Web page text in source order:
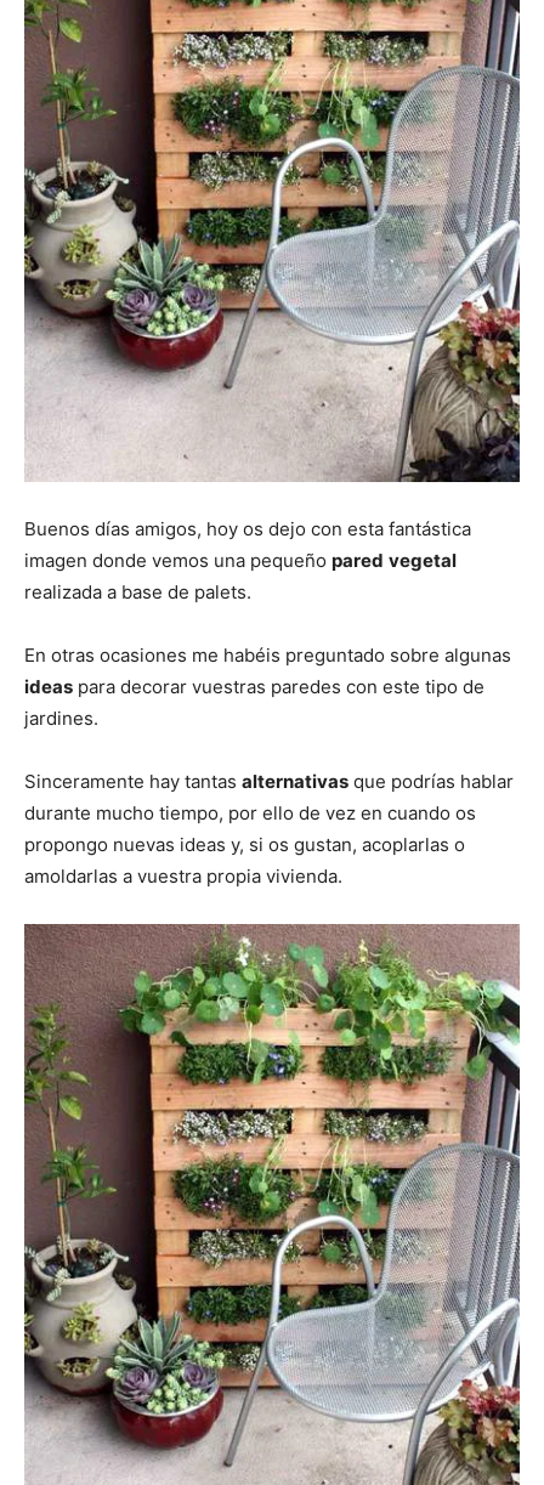
Buenos días amigos, hoy os dejo con esta fantástica
imagen donde vemos una pequeño pared vegetal
realizada a base de palets.
En otras ocasiones me habéis preguntado sobre algunas
ideas para decorar vuestras paredes con este tipo de
jardines.
Sinceramente hay tantas alternativas que podrías hablar
durante mucho tiempo, por ello de vez en cuando os
propongo nuevas ideas y, si os gustan, acoplarlas o
amoldarlas a vuestra propia vivienda.